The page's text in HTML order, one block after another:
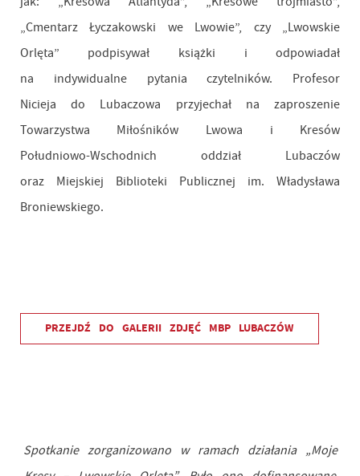
„Cmentarz Łyczakowski we Lwowie”, czy „Lwowskie
Orlęta” podpisywał książki i odpowiadał
na indywidualne pytania czytelników. Profesor
Nicieja do Lubaczowa przyjechał na zaproszenie
Towarzystwa Miłośników Lwowa i Kresów
Południowo-Wschodnich oddział Lubaczów
oraz Miejskiej Biblioteki Publicznej im. Władysława
Broniewskiego.
PRZEJDŹ DO GALERII ZDJĘĆ MBP LUBACZÓW
Spotkanie zorganizowano w ramach działania „Moje